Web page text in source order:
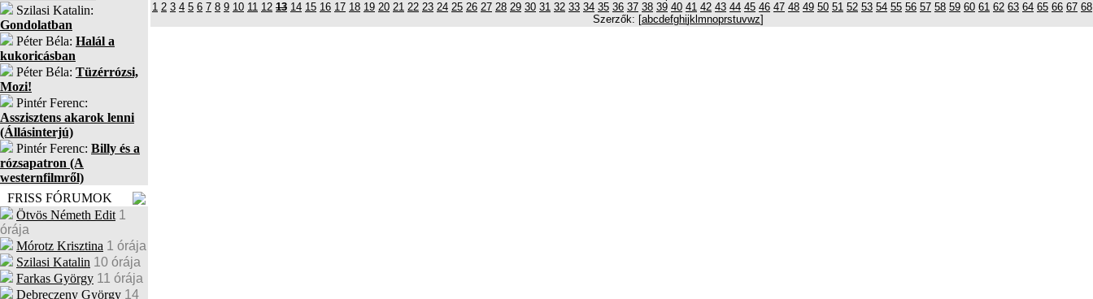
Szilasi Katalin:
Gondolatban
Péter Béla: Halál a
kukoricásban
Péter Béla: Tüzérrózsi,
Mozi!
Pintér Ferenc:
Asszisztens akarok lenni
(Állásinterjú)
Pintér Ferenc: Billy és a
rózsapatron (A
westernfilmről)
FRISS FÓRUMOK
Ötvös Németh Edit 1
órája
Mórotz Krisztina 1 órája
Szilasi Katalin 10 órája
Farkas György 11 órája
Debreczeny György 14
1 2 3 4 5 6 7 8 9 10 11 12 13 14 15 16 17 18 19 20 21 22 23 24 25 26 27 28 29 30 31 32 33 34 35 36 37 38 39 40 41 42 43 44 45 46 47 48 49 50 51 52 53 54 55 56 57 58 59 60 61 62 63 64 65 66 67 68
Szerzők: [abcdefghij k mnoprstuvwz]